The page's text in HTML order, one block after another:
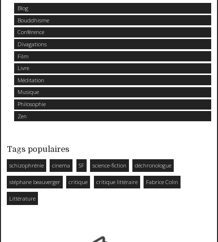
Blog
Bouddhisme
Conférence
Divagations
Film
Livre
Méditation
Musique
Philosophie
Zen
Tags populaires
schizophrénie cinema SF science-fiction déchronologue
stéphane beauverger critique critique littéraire Fabrice Colin
Littérature